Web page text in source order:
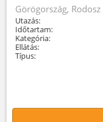
Görögország, Rodosz
Utazás:
Időtartam:
Kategória:
Ellátás:
Típus: